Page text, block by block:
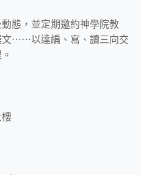
態，並定期邀約神學院教
文⋯⋯以達編、寫、讀三向交